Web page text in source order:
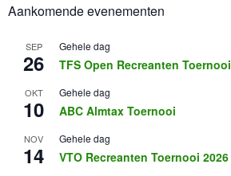
Aankomende evenementen
SEP
26
Gehele dag
TFS Open Recreanten Toernooi
OKT
10
Gehele dag
ABC Almtax Toernooi
NOV
14
Gehele dag
VTO Recreanten Toernooi 2026